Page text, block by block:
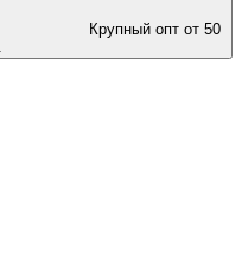
Крупный опт от 50